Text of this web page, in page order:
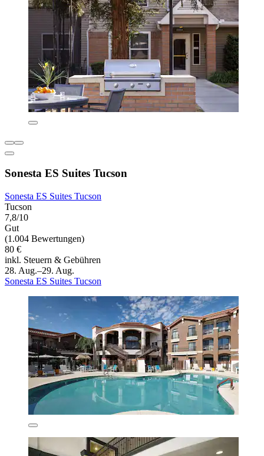
Sonesta ES Suites Tucson
Sonesta ES Suites Tucson
Tucson
7,8/10
Gut
(1.004 Bewertungen)
80 €
inkl. Steuern & Gebühren
28. Aug.–29. Aug.
Sonesta ES Suites Tucson